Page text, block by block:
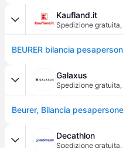
Kaufland.it
Spedizione gratuita,
Galaxus
Spedizione gratuita,
Decathlon
Spedizione gratuita,